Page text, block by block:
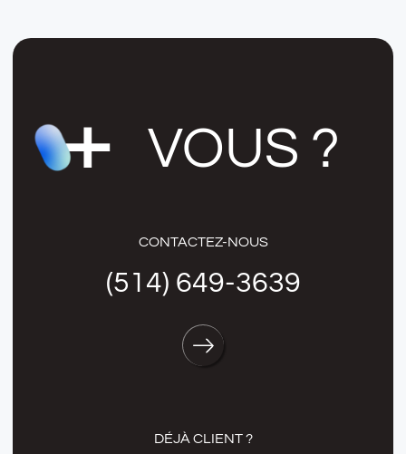
VOUS ?
CONTACTEZ-NOUS
(514) 649-3639
DÉJÀ CLIENT ?